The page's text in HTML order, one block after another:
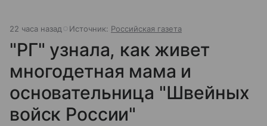
22 часа назад Источник: Российская газета
"РГ" узнала, как живет
многодетная мама и
основательница "Швейных
войск России"